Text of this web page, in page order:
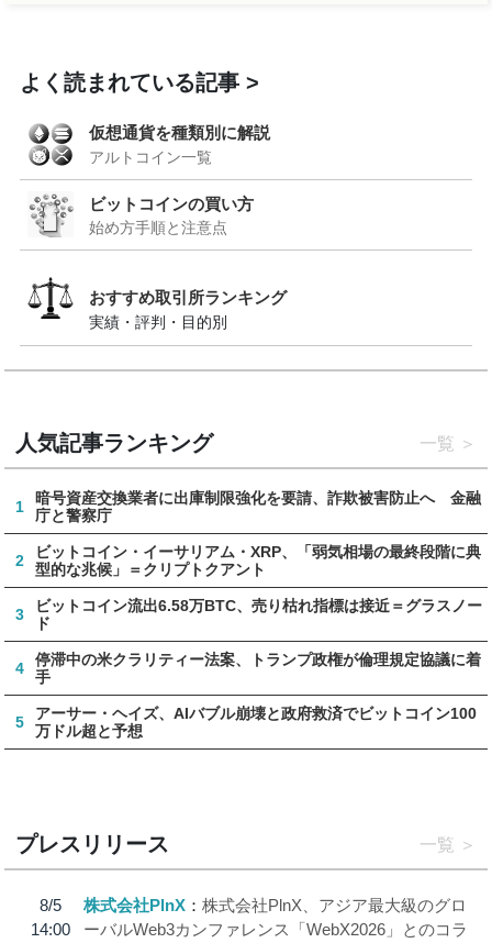
よく読まれている記事
仮想通貨を種類別に解説
アルトコイン一覧
ビットコインの買い方
始め方手順と注意点
おすすめ取引所ランキング
実績・評判・目的別
人気記事ランキング 一覧
1
暗号資産交換業者に出庫制限強化を要請、詐欺被害防止へ 金融
庁と警察庁
2
ビットコイン・イーサリアム・XRP、「弱気相場の最終段階に典
型的な兆候」＝クリプトクアント
3
ビットコイン流出6.58万BTC、売り枯れ指標は接近＝グラスノー
ド
4
停滞中の米クラリティー法案、トランプ政権が倫理規定協議に着
手
5
アーサー・ヘイズ、AIバブル崩壊と政府救済でビットコイン100
万ドル超と予想
プレスリリース 一覧
8/5
14:00
株式会社PlnX
株式会社PlnX、アジア最大級のグロ
ーバルWeb3カンファレンス「WebX2026」とのコラ